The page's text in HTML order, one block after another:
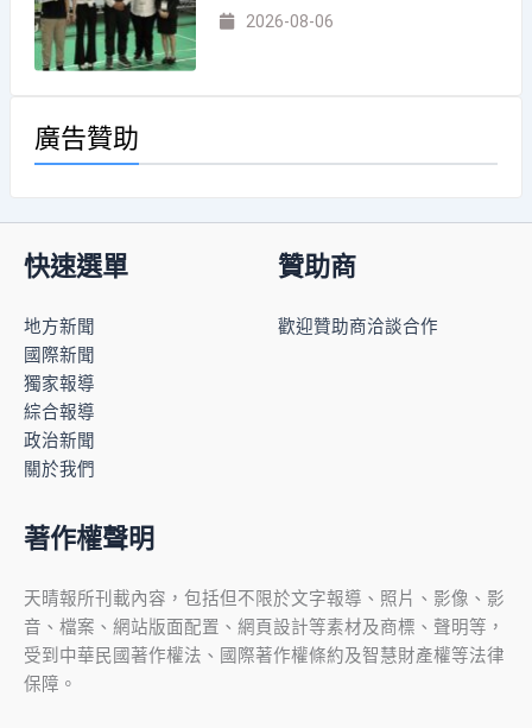
2026-08-06
廣告贊助
快速選單
地方新聞
國際新聞
獨家報導
綜合報導
政治新聞
關於我們
贊助商
歡迎贊助商洽談合作
著作權聲明
天晴報所刊載內容，包括但不限於文字報導、照片、影像、影
音、檔案、網站版面配置、網頁設計等素材及商標、聲明等，
受到中華民國著作權法、國際著作權條約及智慧財產權等法律
保障。